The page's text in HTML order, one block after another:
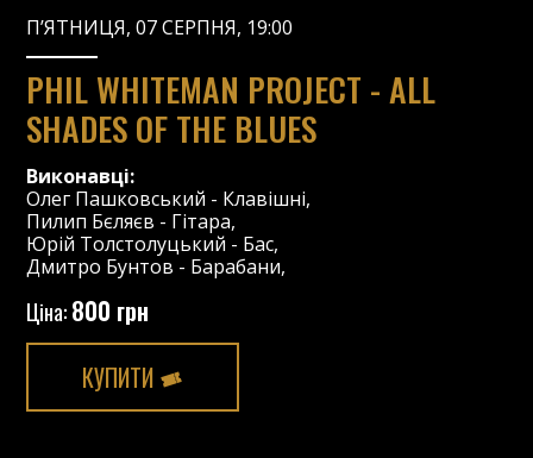
П’ЯТНИЦЯ, 07 СЕРПНЯ, 19:00
PHIL WHITEMAN PROJECT - ALL
SHADES OF THE BLUES
Виконавці:
Олег Пашковський - Клавішні,
Пилип Бєляєв - Гітара,
Юрій Толстолуцький - Бас,
Дмитро Бунтов - Барабани,
Ціна:800 грн
КУПИТИ